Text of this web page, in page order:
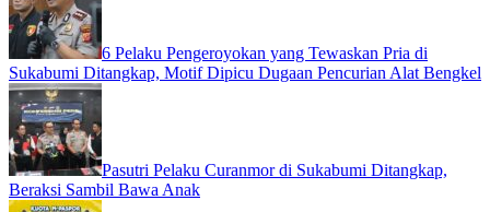
6 Pelaku Pengeroyokan yang Tewaskan Pria di
Sukabumi Ditangkap, Motif Dipicu Dugaan Pencurian Alat Bengkel
Pasutri Pelaku Curanmor di Sukabumi Ditangkap,
Beraksi Sambil Bawa Anak